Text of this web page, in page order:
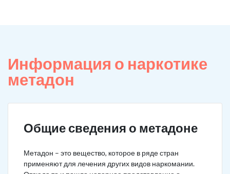
Информация о наркотике
метадон
Общие сведения о метадоне
Метадон – это вещество, которое в ряде стран
применяют для лечения других видов наркомании.